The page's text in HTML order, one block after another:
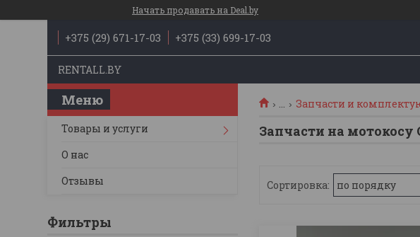
Начать продавать на Deal.by
+375 (29) 671-17-03 +375 (33) 699-17-03
RENTALL.BY
... Запчасти и
Запчасти на мотокосу
Товары и услуги
О нас
Отзывы
Фильтры